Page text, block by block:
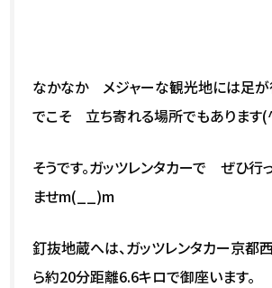
なかなか メジャーな観光地には足
でこそ 立ち寄れる場所でもあります
そうです。ガッツレンタカーで ぜひ行
ませm(__)m
釘抜地蔵へは、ガッツレンタカー京都
ら約20分距離6.6キロで御座います。